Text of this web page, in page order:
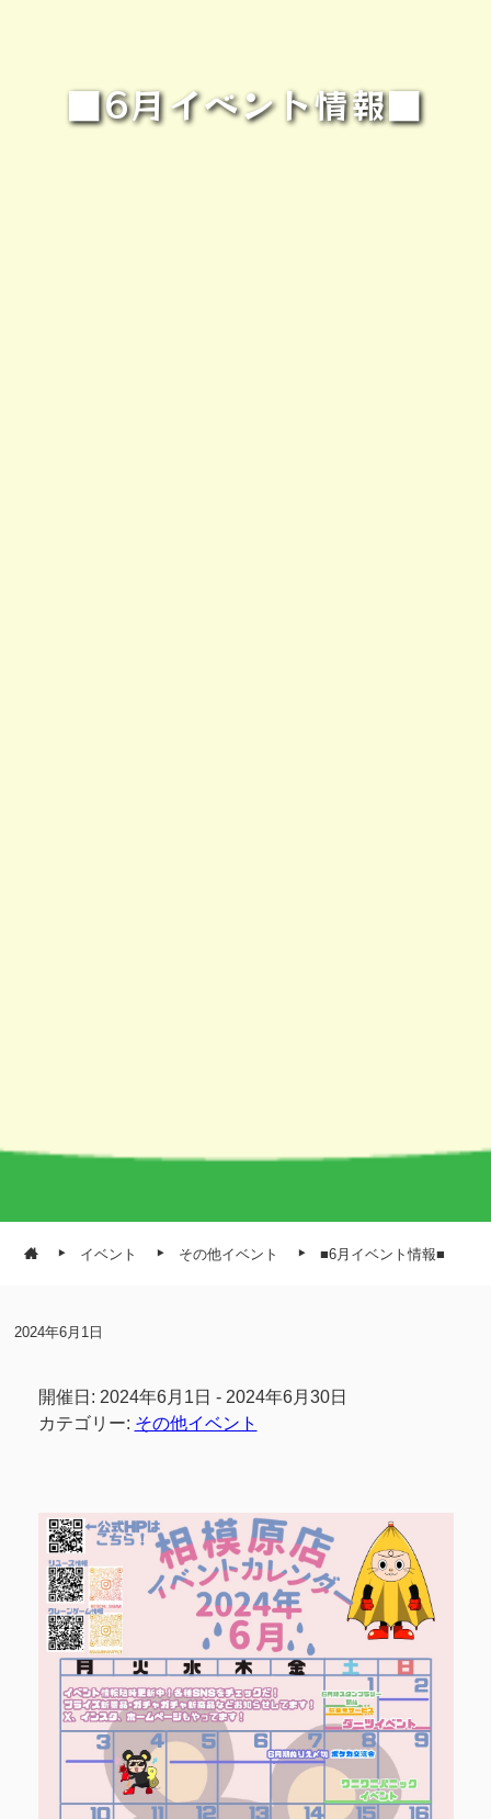
■6月イベント情報■
イベント その他イベント ■6月イベント情報■
2024年6月1日
開催日: 2024年6月1日 - 2024年6月30日
カテゴリー: その他イベント